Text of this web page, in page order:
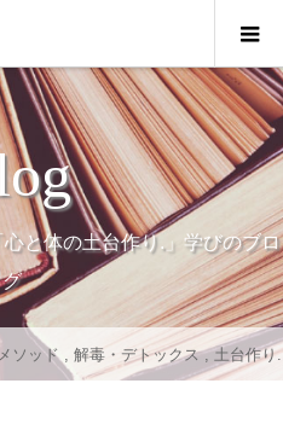
と体の土台作り.」学びのブロ
グ
ソッド ,解毒・デトックス ,土台作り.